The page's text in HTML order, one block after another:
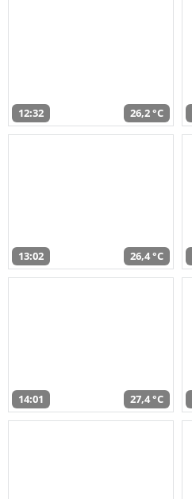
12:32 26,2 °C
13:02 26,4 °C
14:01 27,4 °C